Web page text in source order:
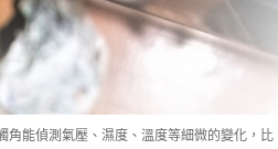
角能偵測氣壓、濕度、溫度等細微的變化，比